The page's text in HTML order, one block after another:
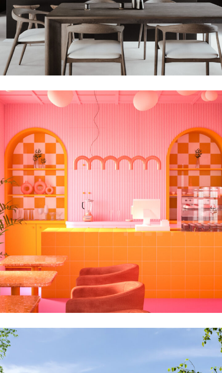
„BAJKA” w Mirkowie pod Wrocławiem,
Wyjątkowa Sala Zabaw dla Dzieci z
Kawiarnią
WNĘTRZA